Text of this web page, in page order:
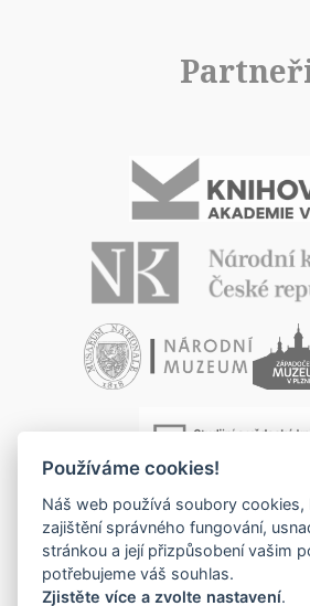
Používáme cookies!
Náš web používá soubory cookies,
zajištění správného fungování,
stránkou a její přizpůsobení vašim
potřebujeme váš souhlas.
Zjistěte více a zvolte nastavení.